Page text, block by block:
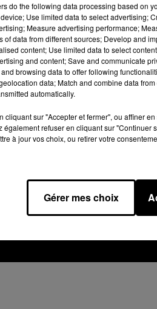
de cookies que vous avez
bouton ci-
Afficher
DesignOlivier Varma
RGPD Plan du site
do the following data processing based on
Use limited data to select advertising;
Measure advertising performance;
of data from different sources; Develop and
content; Use limited data to select
and content; Save and communicate
browsing data to offer following
data; Match and combine data
automatically.
cliquant sur "Accepter et fermer", ou affiner
également refuser en cliquant sur
à jour vos choix, ou retirer votre
Gérer mes choix